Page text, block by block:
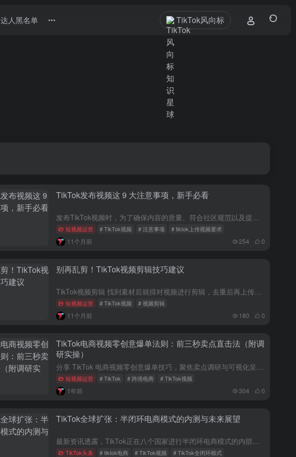
达人黑名单 TikTok风向标
TikTok发布视频这 9 大注意事项，新手必看
发布TikTok视频时，为了确保内容的质量、符合社区规范以及提升观看体验，以下是一些重要的注意事项： 内容质量： 视频清晰度：确保视频画面清晰，分辨率适中，无严重晃动或模糊现象。 音质优良：如果包含音...
短视频运营 # TikTok视频 # 注意事项 # tiktok上传视频要求
11个月前 254 0
别再乱剪！TikTok视频剪辑技巧建议
TikTok视频剪辑 找到素材后就得对视频进行剪辑，去重后再上传。 （1）为何要剪辑 主要是要遵循TikTok的社区规定。 每一个视频都有一个唯一的MD5值，相当于视频基因、身份证。 剪辑的目的就是为...
短视频运营 # TikTok视频 # 视频剪辑
11个月前 180 0
TikTok电商视频零创意爆单法则：前三秒卖点直击法（附调
研实操）
分享 TikTok 电商视频零创意爆单技巧，聚焦卖点调研与可视化呈现。通过亚马逊、Instagram 等平台评论区抓取用户真实需求，测试前三秒卖点数据，结合小红书 / 抖音模板快速落地。附家居类目从滞...
短视频运营 # TikTok # 跨境电商 # TikTok视频
1年前 304 0
TikTok全球扩张：半闭环电商模式的内测与未来展望
最新资讯透露，TikTok正在八个国家进行半闭环电商模式的内部测试，这些国家包括德国、法国、西班牙、意大利、加拿大、澳大利亚、日本和韩国。据传，TikTok有意将此模式推广至拉丁美洲、中亚以及新西兰等...
TikTok头条 # tiktok电商 # TikTok视频 # TikTok全闭环模式